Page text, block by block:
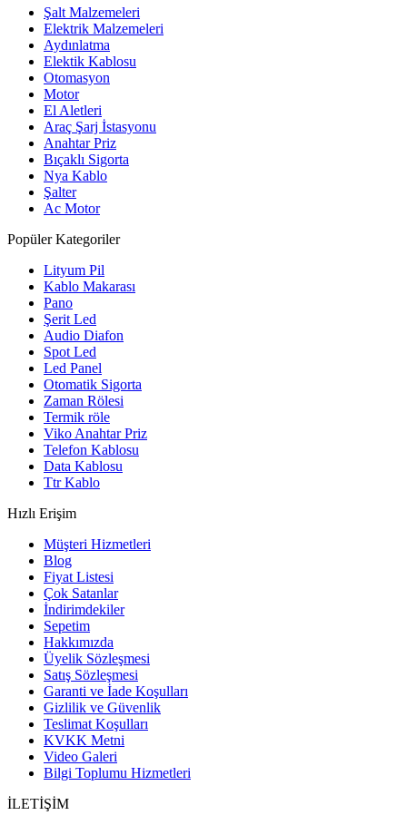
Şalt Malzemeleri
Elektrik Malzemeleri
Aydınlatma
Elektik Kablosu
Otomasyon
Motor
El Aletleri
Araç Şarj İstasyonu
Anahtar Priz
Bıçaklı Sigorta
Nya Kablo
Şalter
Ac Motor
Popüler Kategoriler
Lityum Pil
Kablo Makarası
Pano
Şerit Led
Audio Diafon
Spot Led
Led Panel
Otomatik Sigorta
Zaman Rölesi
Termik röle
Viko Anahtar Priz
Telefon Kablosu
Data Kablosu
Ttr Kablo
Hızlı Erişim
Müşteri Hizmetleri
Blog
Fiyat Listesi
Çok Satanlar
İndirimdekiler
Sepetim
Hakkımızda
Üyelik Sözleşmesi
Satış Sözleşmesi
Garanti ve İade Koşulları
Gizlilik ve Güvenlik
Teslimat Koşulları
KVKK Metni
Video Galeri
Bilgi Toplumu Hizmetleri
İLETİŞİM